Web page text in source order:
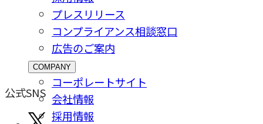
プレスリリース
コンプライアンス相談窓⼝
広告のご案内
COMPANY
コーポレートサイト
会社情報
採⽤情報
公式SNS